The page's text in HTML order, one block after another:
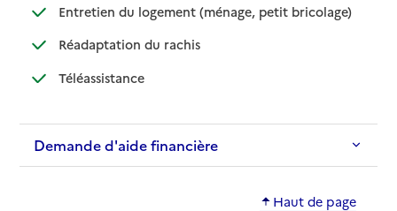
Entretien du logement (ménage, petit bricolage): disponible
: non
Réadaptation du rachis: disponible
: non disponible
Téléassistance: disponible
: non disponible
Demande d'aide financière
Haut de page